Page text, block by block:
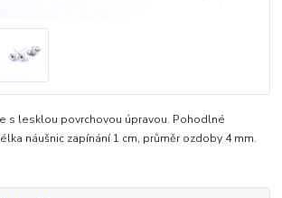
s lesklou povrchovou úpravou. Pohodlné
náušnic zapínání 1 cm, průměr ozdoby 4 mm.